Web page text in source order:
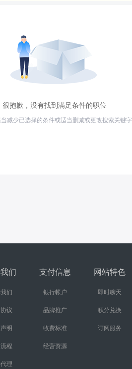
很抱歉，没有找到满足条件的职位
减少已选择的条件或适当删减或更改搜索关键字
们
们
议
明
程
理
支付信息
银行帐户
品牌推广
收费标准
经营资源
网站特色
即时聊天
积分兑换
订阅服务